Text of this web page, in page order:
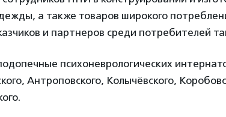
а также товаров широкого
и партнеров среди потребителей
психоневрологических
Антроповского, Колычёвского,